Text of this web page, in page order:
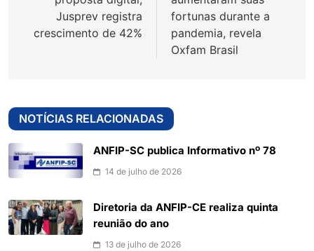
Jusprev registra
crescimento de 42%
fortunas durante a
pandemia, revela
Oxfam Brasil
NOTÍCIAS RELACIONADAS
ANFIP-SC publica Informativo nº 78
14 de julho de 2026
Diretoria da ANFIP-CE realiza quinta
reunião do ano
13 de julho de 2026